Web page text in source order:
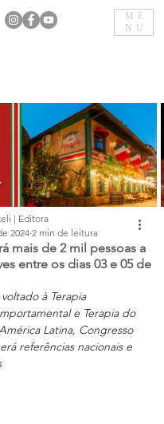
ME
NU
mais de 2 mil pessoas a
entre os dias 03 e 05 de
| Editora
2024 2 min de leitura
à Terapia
e Terapia do
Latina, Congresso
referências nacionais e